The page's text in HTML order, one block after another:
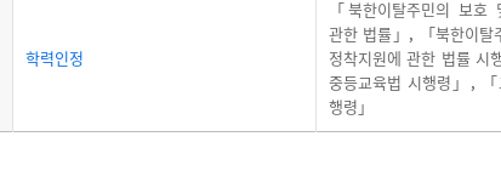
학력인정
「북한이탈주민의 보호
관한 법률」 , 「북한이
정착지원에 관한 법률 시
중등교육법 시행령」 ,
행령」